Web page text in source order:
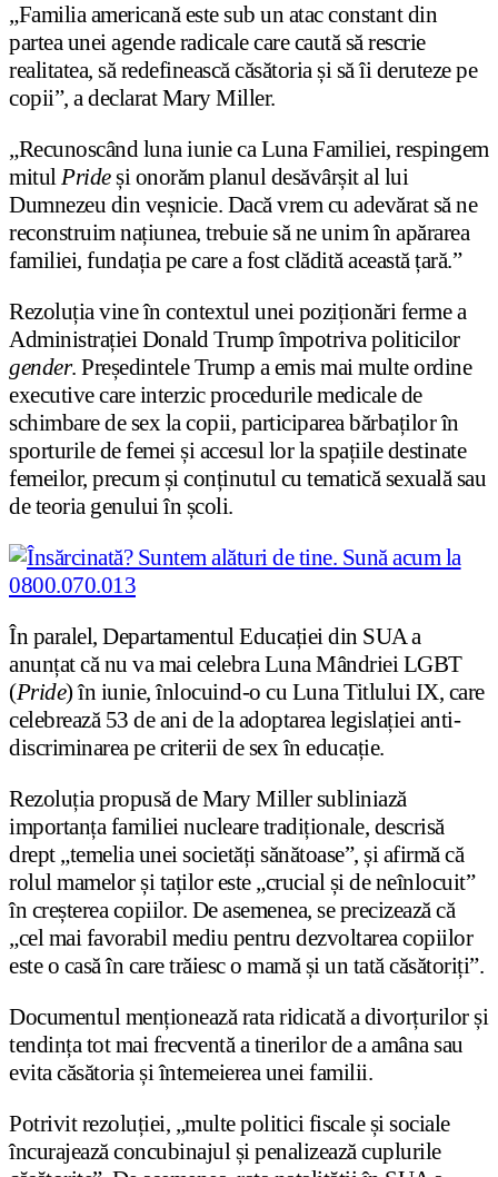
„Familia americană este sub un atac constant din
partea unei agende radicale care caută să rescrie
realitatea, să redefinească căsătoria și să îi deruteze pe
copii”, a declarat Mary Miller.
„Recunoscând luna iunie ca Luna Familiei, respingem
mitulPrideși onorăm planul desăvârșit al lui
Dumnezeu din veșnicie. Dacă vrem cu adevărat să ne
reconstruim națiunea, trebuie să ne unim în apărarea
familiei, fundația pe care a fost clădită această țară.”
Rezoluția vine în contextul unei poziționări ferme a
Administrației Donald Trump împotriva politicilor
gender. Președintele Trump a emis mai multe ordine
executive care interzic procedurile medicale de
schimbare de sex la copii, participarea bărbaților în
sporturile de femei și accesul lor la spațiile destinate
femeilor, precum și conținutul cu tematică sexuală sau
de teoria genului în școli.
În paralel, Departamentul Educației din SUA a
anunțat că nu va mai celebra Luna Mândriei LGBT
(Pride) în iunie, înlocuind-o cu Luna Titlului IX, care
celebrează 53 de ani de la adoptarea legislației anti-
discriminarea pe criterii de sex în educație.
Rezoluția propusă de Mary Miller subliniază
importanța familiei nucleare tradiționale, descrisă
drept „temelia unei societăți sănătoase”, și afirmă că
rolul mamelor și taților este „crucial și de neînlocuit”
în creșterea copiilor. De asemenea, se precizează că
„cel mai favorabil mediu pentru dezvoltarea copiilor
este o casă în care trăiesc o mamă și un tată căsătoriți”.
Documentul menționează rata ridicată a divorțurilor și
tendința tot mai frecventă a tinerilor de a amâna sau
evita căsătoria și întemeierea unei familii.
Potrivit rezoluției, „multe politici fiscale și sociale
încurajează concubinajul și penalizează cuplurile